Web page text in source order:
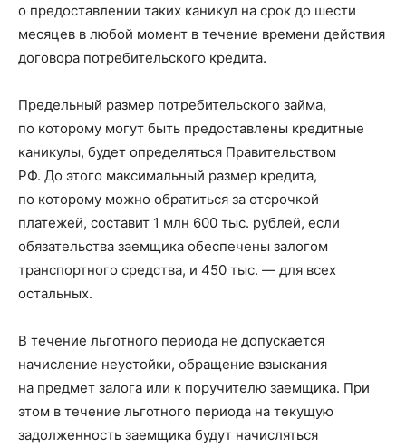
о предоставлении таких каникул на срок до шести
месяцев в любой момент в течение времени действия
договора потребительского кредита.
Предельный размер потребительского займа,
по которому могут быть предоставлены кредитные
каникулы, будет определяться Правительством
РФ. До этого максимальный размер кредита,
по которому можно обратиться за отсрочкой
платежей, составит 1 млн 600 тыс. рублей, если
обязательства заемщика обеспечены залогом
транспортного средства, и 450 тыс. — для всех
остальных.
В течение льготного периода не допускается
начисление неустойки, обращение взыскания
на предмет залога или к поручителю заемщика. При
этом в течение льготного периода на текущую
задолженность заемщика будут начисляться